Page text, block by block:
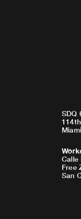
SDQ
Calle
Free
San